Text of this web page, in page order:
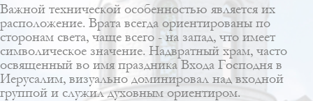
Важной технической особенностью является их
расположение. Врата всегда ориентированы по
сторонам света, чаще всего - на запад, что имеет
символическое значение. Надвратный храм, часто
освященный во имя праздника Входа Господня в
Иерусалим, визуально доминировал над входной
группой и служил духовным ориентиром.